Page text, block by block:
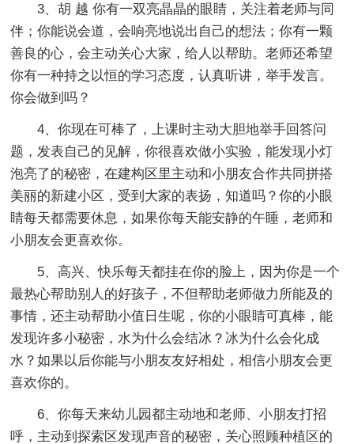
3、胡 越 你有一双亮晶晶的眼睛，关注着老师与同
伴；你能说会道，会响亮地说出自己的想法；你有一颗
善良的心，会主动关心大家，给人以帮助。老师还希望
你有一种持之以恒的学习态度，认真听讲，举手发言。
你会做到吗？
4、你现在可棒了，上课时主动大胆地举手回答问
题，发表自己的见解，你很喜欢做小实验，能发现小灯
泡亮了的秘密，在建构区里主动和小朋友合作共同拼搭
美丽的新建小区，受到大家的表扬，知道吗？你的小眼
睛每天都需要休息，如果你每天能安静的午睡，老师和
小朋友会更喜欢你。
5、高兴、快乐每天都挂在你的脸上，因为你是一个
最热心帮助别人的好孩子，不但帮助老师做力所能及的
事情，还主动帮助小值日生呢，你的小眼睛可真棒，能
发现许多小秘密，水为什么会结冰？冰为什么会化成
水？如果以后你能与小朋友友好相处，相信小朋友会更
喜欢你的。
6、你每天来幼儿园都主动地和老师、小朋友打招
呼，主动到探索区发现声音的秘密，关心照顾种植区的